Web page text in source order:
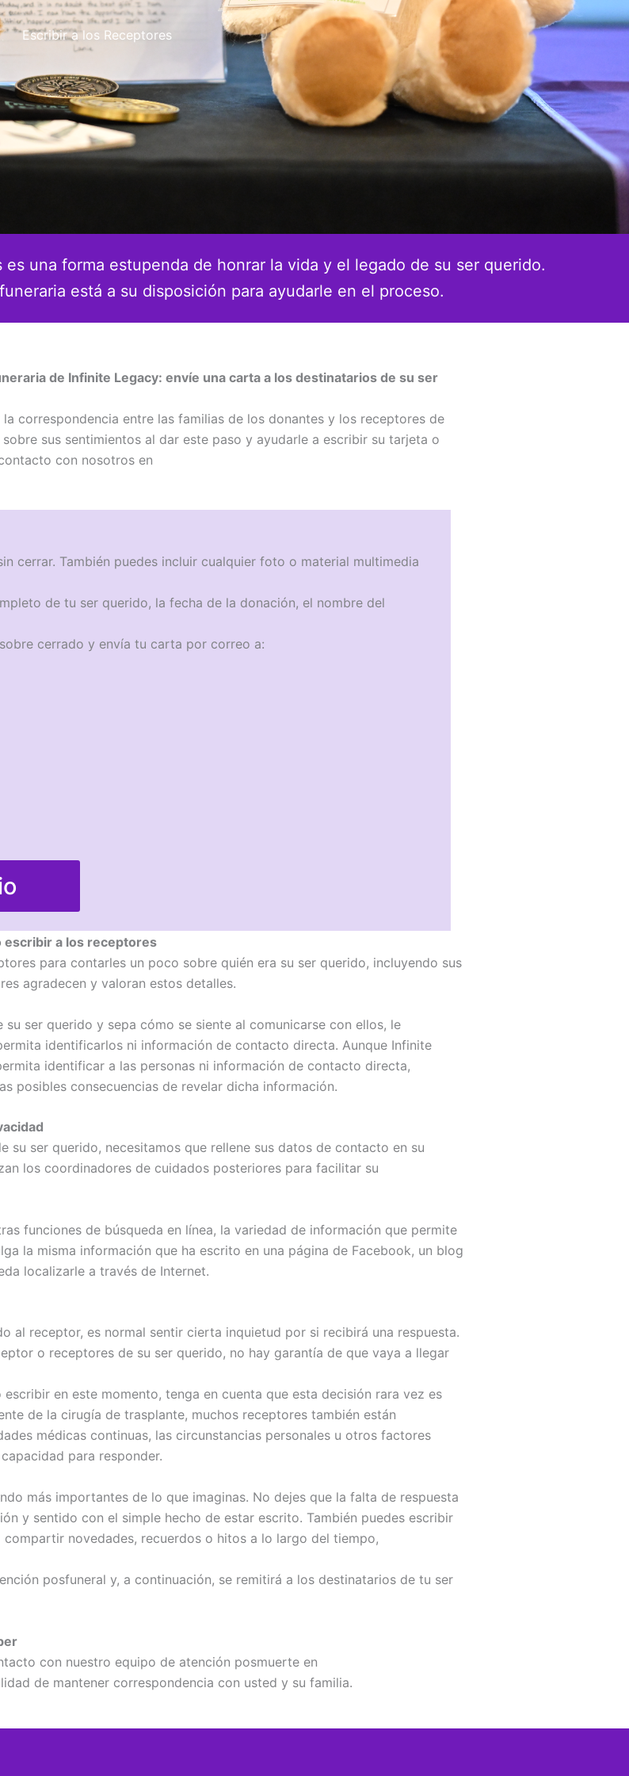
Escribir a los Receptores
una forma estupenda de honrar la vida y el legado de su ser querido.
está a su disposición para ayudarle en el proceso.
de Infinite Legacy: envíe una carta a los destinatarios de su ser
correspondencia entre las familias de los donantes y los receptores de
sus sentimientos al dar este paso y ayudarle a escribir su tarjeta o
con nosotros en
cerrar. También puedes incluir cualquier foto o material multimedia
de tu ser querido, la fecha de la donación, el nombre del
cerrado y envía tu carta por correo a:
escribir a los receptores
para contarles un poco sobre quién era su ser querido, incluyendo sus
agradecen y valoran estos detalles.
ser querido y sepa cómo se siente al comunicarse con ellos, le
identificarlos ni información de contacto directa. Aunque Infinite
identificar a las personas ni información de contacto directa,
posibles consecuencias de revelar dicha información.
ser querido, necesitamos que rellene sus datos de contacto en su
los coordinadores de cuidados posteriores para facilitar su
funciones de búsqueda en línea, la variedad de información que permite
la misma información que ha escrito en una página de Facebook, un blog
localizarle a través de Internet.
al receptor, es normal sentir cierta inquietud por si recibirá una respuesta.
o receptores de su ser querido, no hay garantía de que vaya a llegar
en este momento, tenga en cuenta que esta decisión rara vez es
de la cirugía de trasplante, muchos receptores también están
médicas continuas, las circunstancias personales u otros factores
para responder.
más importantes de lo que imaginas. No dejes que la falta de respuesta
y sentido con el simple hecho de estar escrito. También puedes escribir
novedades, recuerdos o hitos a lo largo del tiempo,
posfuneral y, a continuación, se remitirá a los destinatarios de tu ser
con nuestro equipo de atención posmuerte en
de mantener correspondencia con usted y su familia.